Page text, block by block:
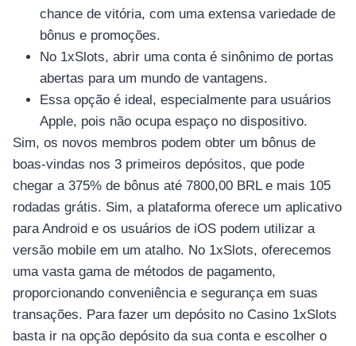
chance de vitória, com uma extensa variedade de
bônus e promoções.
No 1xSlots, abrir uma conta é sinônimo de portas
abertas para um mundo de vantagens.
Essa opção é ideal, especialmente para usuários
Apple, pois não ocupa espaço no dispositivo.
Sim, os novos membros podem obter um bônus de
boas-vindas nos 3 primeiros depósitos, que pode
chegar a 375% de bônus até 7800,00 BRL e mais 105
rodadas grátis. Sim, a plataforma oferece um aplicativo
para Android e os usuários de iOS podem utilizar a
versão mobile em um atalho. No 1xSlots, oferecemos
uma vasta gama de métodos de pagamento,
proporcionando conveniência e segurança em suas
transações. Para fazer um depósito no Casino 1xSlots
basta ir na opção depósito da sua conta e escolher o